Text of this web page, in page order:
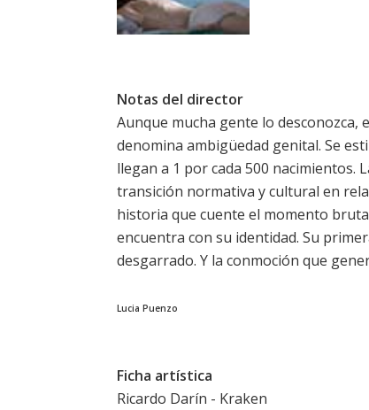
Notas del director
Aunque mucha gente lo desconozca,
denomina ambigüedad genital. Se
llegan a 1 por cada 500 nacimientos.
transición normativa y cultural en
historia que cuente el momento
encuentra con su identidad. Su
desgarrado. Y la conmoción que
Lucia Puenzo
Ficha artística
Ricardo Darín - Kraken